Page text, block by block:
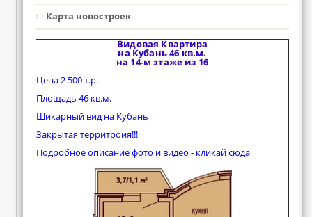
Карта новостроек
Видовая Квартира
на Кубань 46 кв.м.
на 14-м этаже из 16
Цена 2 500 т.р.
Площадь 46 кв.м.
Шикарный вид на Кубань
Закрытая территроия!!!
Подробное описание фото и видео - кликай сюда